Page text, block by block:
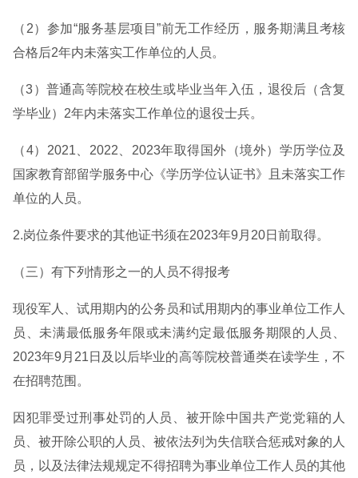
（2）参加“服务基层项目”前无工作经历，服务期满且考核
合格后2年内未落实工作单位的人员。
（3）普通高等院校在校生或毕业当年入伍，退役后（含复
学毕业）2年内未落实工作单位的退役士兵。
（4）2021、2022、2023年取得国外（境外）学历学位及
国家教育部留学服务中心《学历学位认证书》且未落实工作
单位的人员。
2.岗位条件要求的其他证书须在2023年9月20日前取得。
（三）有下列情形之一的人员不得报考
现役军人、试用期内的公务员和试用期内的事业单位工作人
员、未满最低服务年限或未满约定最低服务期限的人员、
2023年9月21日及以后毕业的高等院校普通类在读学生，不
在招聘范围。
因犯罪受过刑事处罚的人员、被开除中国共产党党籍的人
员、被开除公职的人员、被依法列为失信联合惩戒对象的人
员，以及法律法规规定不得招聘为事业单位工作人员的其他